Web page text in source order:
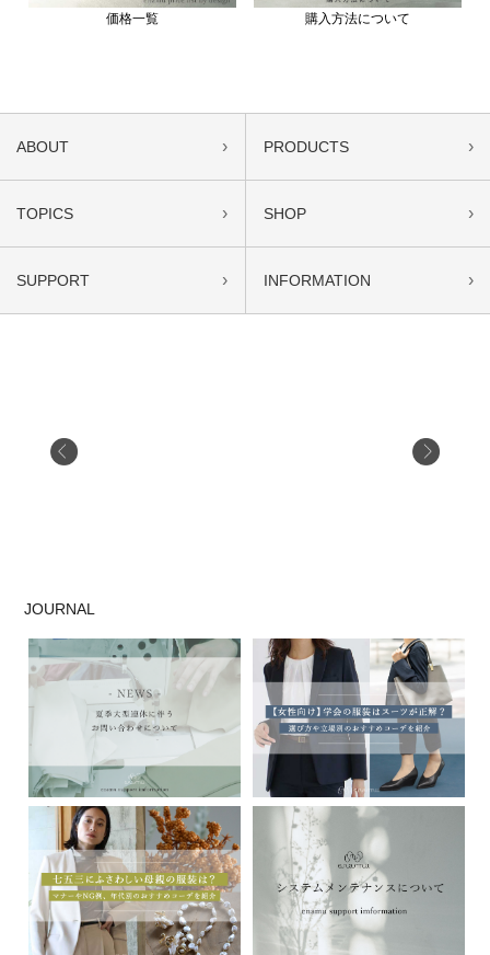
価格一覧 購入方法について
ABOUT › PRODUCTS ›
TOPICS › SHOP ›
SUPPORT › INFORMATION ›
JOURNAL